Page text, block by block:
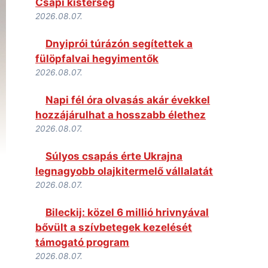
2026.08.07.
Dnyiprói túrázón segítettek a
fülöpfalvai hegyimentők
2026.08.07.
Napi fél óra olvasás akár évekkel
hozzájárulhat a hosszabb élethez
2026.08.07.
Súlyos csapás érte Ukrajna
legnagyobb olajkitermelő vállalatát
2026.08.07.
Bileckij: közel 6 millió hrivnyával
bővült a szívbetegek kezelését
támogató program
2026.08.07.